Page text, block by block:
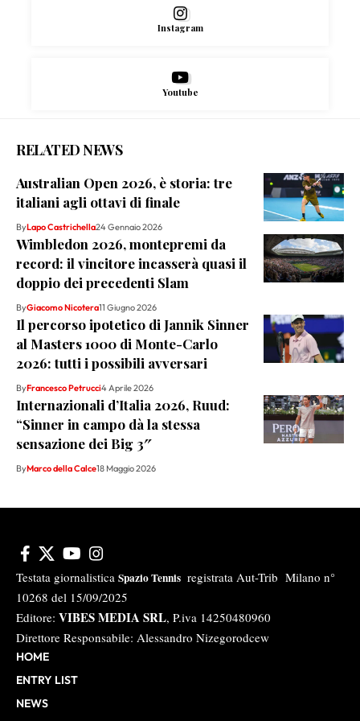
Instagram
Youtube
RELATED NEWS
Australian Open 2026, è storia: tre
italiani agli ottavi di finale
ByLapo Castrichella24 Gennaio 2026
Wimbledon 2026, montepremi da
record: il vincitore incasserà quasi il
doppio dei precedenti Slam
ByGiacomo Nicotera11 Giugno 2026
Il percorso ipotetico di Jannik Sinner
al Masters 1000 di Monte-Carlo
2026: tutti i possibili avversari
ByFrancesco Petrucci4 Aprile 2026
Internazionali d’Italia 2026, Ruud:
“Sinner in campo dà la stessa
sensazione dei Big 3″
ByMarco della Calce18 Maggio 2026
Testata giornalistica Spazio Tennis registrata Aut-Trib Milano n°
10268 del 15/09/2025
Editore: VIBES MEDIA SRL, P.iva 14250480960
Direttore Responsabile: Alessandro Nizegorodcew
HOME
ENTRY LIST
NEWS